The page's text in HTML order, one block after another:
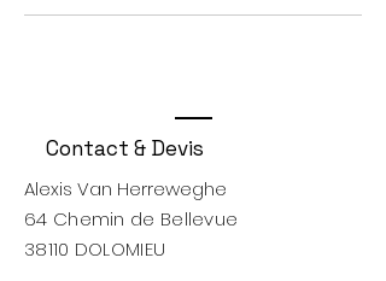
Contact & Devis
Alexis Van Herreweghe
64 Chemin de Bellevue
38110 DOLOMIEU